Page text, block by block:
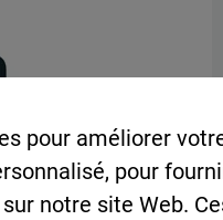
pour améliorer
pour
notre site Web.